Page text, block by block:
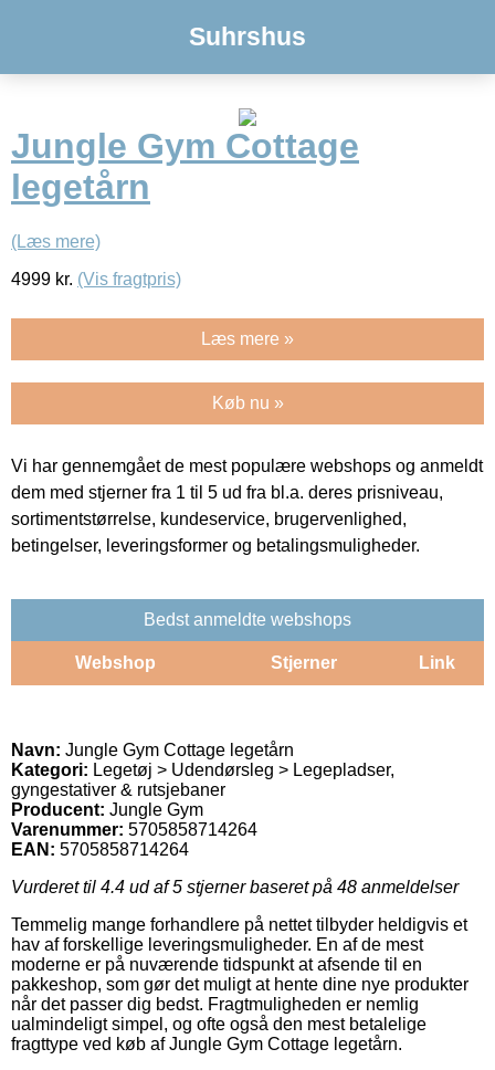
Suhrshus
Jungle Gym Cottage
legetårn
(Læs mere)
4999 kr. (Vis fragtpris)
Læs mere »
Køb nu »
Vi har gennemgået de mest populære webshops og anmeldt
dem med stjerner fra 1 til 5 ud fra bl.a. deres prisniveau,
sortimentstørrelse, kundeservice, brugervenlighed,
betingelser, leveringsformer og betalingsmuligheder.
Bedst anmeldte webshops
Webshop Stjerner Link
Navn: Jungle Gym Cottage legetårn
Kategori: Legetøj > Udendørsleg > Legepladser,
gyngestativer & rutsjebaner
Producent: Jungle Gym
Varenummer: 5705858714264
EAN: 5705858714264
Vurderet til 4.4 ud af 5 stjerner baseret på 48 anmeldelser
Temmelig mange forhandlere på nettet tilbyder heldigvis et
hav af forskellige leveringsmuligheder. En af de mest
moderne er på nuværende tidspunkt at afsende til en
pakkeshop, som gør det muligt at hente dine nye produkter
når det passer dig bedst. Fragtmuligheden er nemlig
ualmindeligt simpel, og ofte også den mest betalelige
fragttype ved køb af Jungle Gym Cottage legetårn.